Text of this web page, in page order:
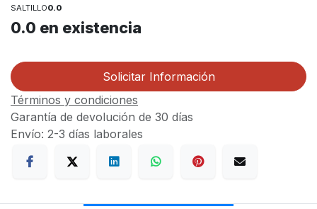
SALTILLO0.0
0.0 en existencia
Solicitar Información
Términos y condiciones
Garantía de devolución de 30 días
Envío: 2-3 días laborales